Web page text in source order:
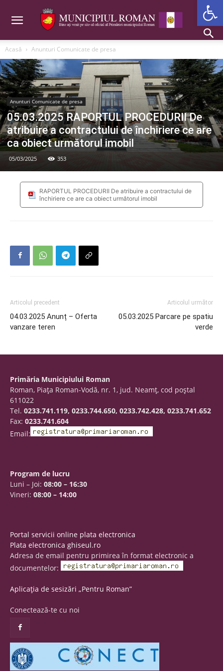
Acasă Anunturi Comunicate de presa
Anunturi Comunicate de presa
05.03.2025 RAPORTUL PROCEDURII De
atribuire a contractului de închiriere ce are
ca obiect următorul imobil
05/03/2025 353
RAPORTUL PROCEDURII De atribuire a contractului de
închiriere ce are ca obiect următorul imobil
Articolul precedent
04.03.2025 Anunț – Oferta
vanzare teren
Articolul următor
05.03.2025 Parcare pe spatiu
verde
Primăria Municipiului Roman
Roman, Piaţa Roman-Vodă, nr. 1, jud. Neamţ, cod poştal
611022
Tel. 0233.741.119, 0233.744.650, 0233.742.428, 0233.741.652
Fax: 0233.741.604
Email:
Program de lucru
Luni – Joi: 08:00 – 16:30
Vineri: 08:00 – 14:00
Portal servicii online plata electronica
Plata electronica ghiseul.ro
Adresa de email pentru primirea în format electronic a
documentelor:
Aplicația de sesizări „Pentru Roman”
Conectează-te cu noi